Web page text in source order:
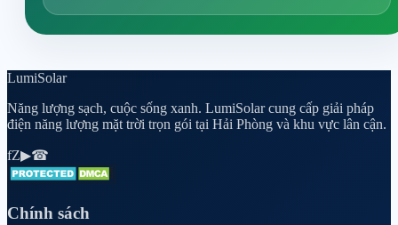
LumiSolar
Năng lượng sạch, cuộc sống xanh. LumiSolar cung cấp giải pháp
điện năng lượng mặt trời trọn gói tại Hải Phòng và khu vực lân cận.
fZ▶☎
Chính sách